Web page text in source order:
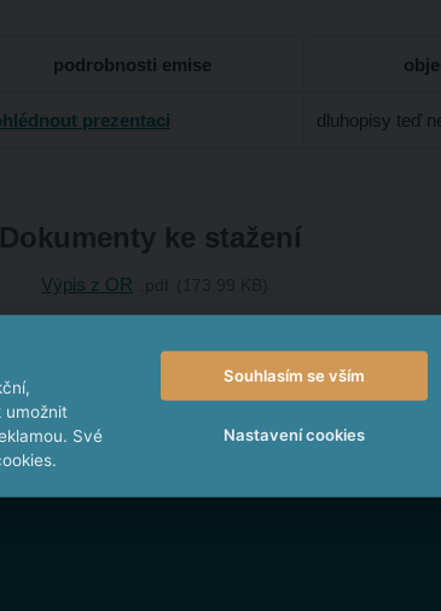
podrobnosti emise
prezentaci dluhopisy teď
Dokumenty ke stažení
Výpis z OR
umožnit
Své
Souhlasím se vším
Nastavení cookies